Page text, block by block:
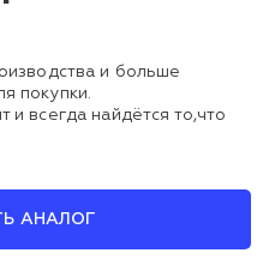
и больше
покупки.
и всегда найдётся то,что
АНАЛОГ